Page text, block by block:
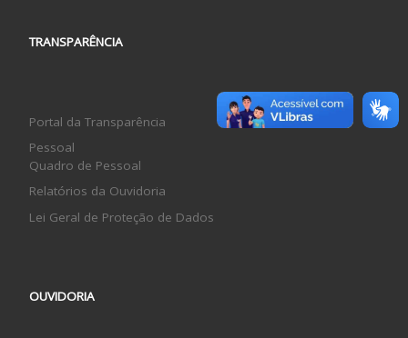
TRANSPARÊNCIA
Portal da Transparência
Pessoal
Quadro de Pessoal
Relatórios da Ouvidoria
Lei Geral de Proteção de Dados
OUVIDORIA